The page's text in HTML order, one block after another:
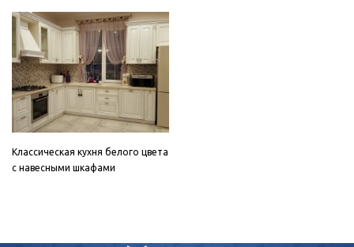
Классическая кухня белого цвета
с навесными шкафами